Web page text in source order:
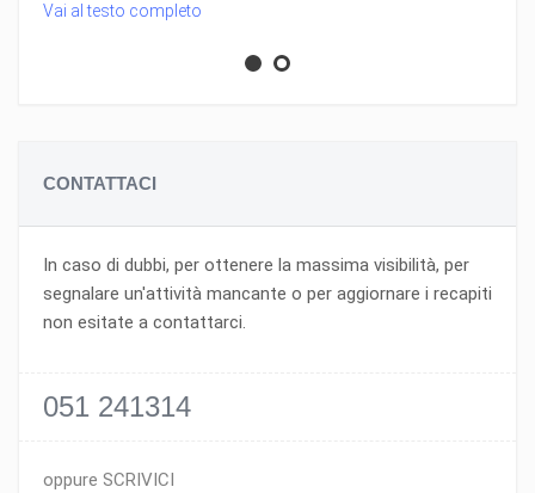
Vai al testo completo
CONTATTACI
In caso di dubbi, per ottenere la massima visibilità, per
segnalare un'attività mancante o per aggiornare i recapiti
non esitate a contattarci.
051 241314
oppure SCRIVICI